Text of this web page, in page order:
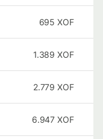
695 XOF
1.389 XOF
2.779 XOF
6.947 XOF